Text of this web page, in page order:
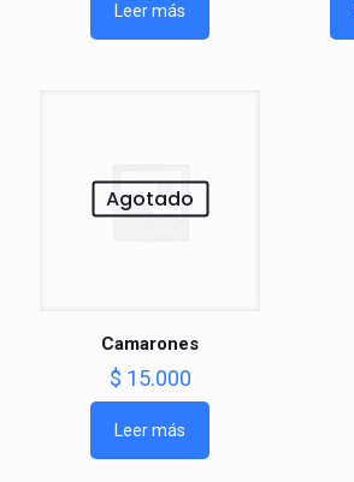
Leer más
Agotado
Camarones
$ 15.000
Leer más